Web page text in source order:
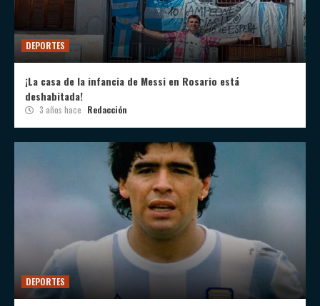
DEPORTES
¡La casa de la infancia de Messi en Rosario está
deshabitada!
3 años hace Redacción
DEPORTES